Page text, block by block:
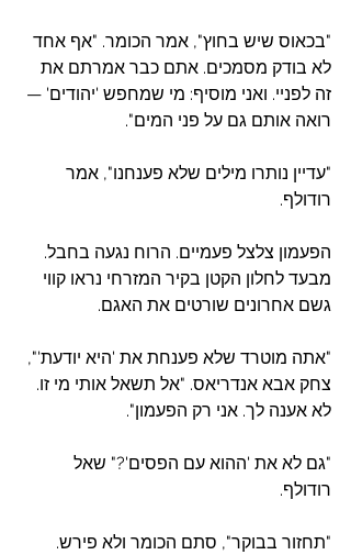
"בכאוס שיש בחוץ", אמר הכומר. "אף אחד
לא בודק מסמכים. אתם כבר אמרתם את
זה לפניי. ואני מוסיף: מי שמחפש 'יהודים' —
רואה אותם גם על פני המים".
"עדיין נותרו מילים שלא פענחנו", אמר
רודולף.
הפעמון צלצל פעמיים. הרוח נגעה בחבל.
מבעד לחלון הקטן בקיר המזרחי נראו קווי
גשם אחרונים שורטים את האגם.
"אתה מוטרד שלא פענחת את 'היא יודעת'",
צחק אבא אנדריאס. "אל תשאל אותי מי זו.
לא אענה לך. אני רק הפעמון".
"גם לא את 'ההוא עם הפסים'?" שאל
רודולף.
"תחזור בבוקר", סתם הכומר ולא פירש.